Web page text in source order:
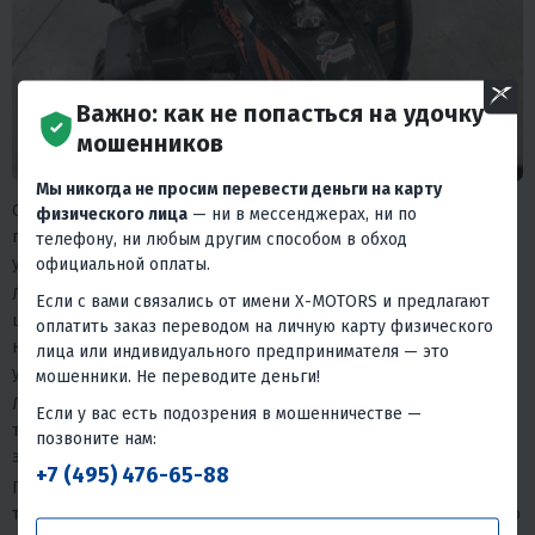
Orion 300 PRO идёт не в «голом» виде. Производитель
позаботился о том, чтобы квадроцикл был готов к реальным
условиям эксплуатации сразу из коробки.
Литые диски— не просто красиво. Они легче стальных
штампованных, лучше держат форму при ударах и снижают
неподрессоренные массы, что напрямую влияет на
управляемость на пересечённой местности.
Лебёдка
троп. Застрял в грязи — вытащил себя сам. Это не опция «для
экстрима», это страховка для любого серьёзного выезда.
Газомасляные амортизаторы
там, где обычная пружина уже давно бы сказала «всё». Особенно
Важно: как не попасться на удочку
мошенников
Мы никогда не просим перевести деньги на карту
физического лица — ни в мессенджерах, ни по
телефону, ни любым другим способом в обход
официальной оплаты.
Если с вами связались от имени X-MOTORS и предлагают
оплатить заказ переводом на личную карту физического
лица или индивидуального предпринимателя — это
мошенники. Не переводите деньги!
Если у вас есть подозрения в мошенничестве —
позвоните нам:
+7 (495) 476-65-88